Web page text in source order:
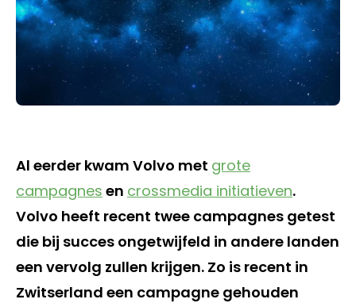
Al eerder kwam Volvo met grote
campagnes en crossmedia initiatieven.
Volvo heeft recent twee campagnes getest
die bij succes ongetwijfeld in andere landen
een vervolg zullen krijgen. Zo is recent in
Zwitserland een campagne gehouden